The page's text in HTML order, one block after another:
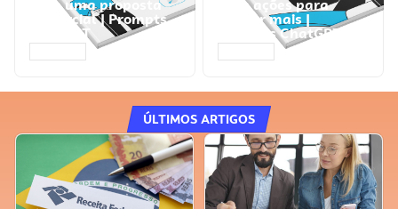
Faça uma proposta
comercial | Prompts
ChatGPT
Faça ações para
vender mais |
Prompts ChatGPT
ÚLTIMOS ARTIGOS